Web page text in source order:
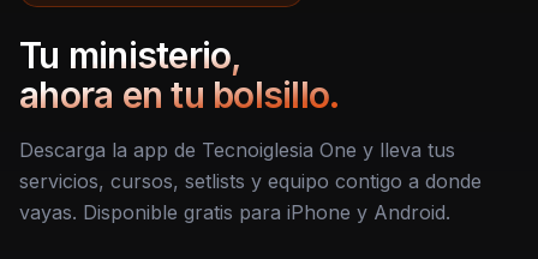
Tu ministerio,
ahora en tu bolsillo.
Descarga la app de Tecnoiglesia One y lleva tus
servicios, cursos, setlists y equipo contigo a donde
vayas. Disponible gratis para iPhone y Android.